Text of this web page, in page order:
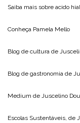
Saiba mais sobre acido
Conheça Pamela Mello
Blog de cultura de
Blog de gastronomia de
Medium de Juscelino
Escolas Sustentáveis, de